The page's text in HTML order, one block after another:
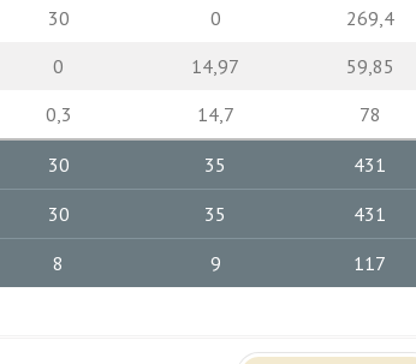
30 0
269,4
0 14,97
59,85
0,3 14,7 78
30 35 431
30 35 431
8 9 117